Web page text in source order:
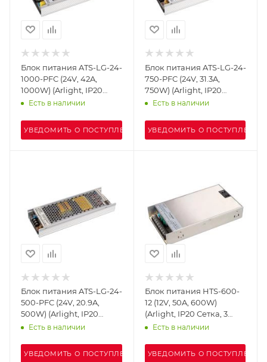
Блок питания ATS-LG-24-
1000-PFC (24V, 42A,
1000W) (Arlight, IP20
Сетка, 5 лет)
Есть в наличии
УВЕДОМИТЬ О ПОСТУПЛЕНИИ
Блок питания ATS-LG-24-
750-PFC (24V, 31.3A,
750W) (Arlight, IP20
Сетка, 5 лет)
Есть в наличии
УВЕДОМИТЬ О ПОСТУПЛЕНИИ
Блок питания ATS-LG-24-
500-PFC (24V, 20.9A,
500W) (Arlight, IP20
Сетка, 5 лет)
Есть в наличии
УВЕДОМИТЬ О ПОСТУПЛЕНИИ
Блок питания HTS-600-
12 (12V, 50A, 600W)
(Arlight, IP20 Сетка, 3
года)
Есть в наличии
УВЕДОМИТЬ О ПОСТУПЛЕНИИ